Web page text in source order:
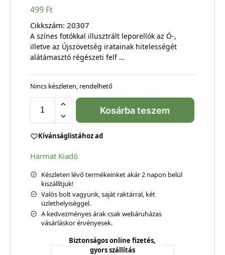
499 Ft
Cikkszám: 20307
A színes fotókkal illusztrált leporellók az Ó-,
illetve az Újszövetség iratainak hitelességét
alátámasztó régészeti felf …
Nincs készleten, rendelhető
Kosárba teszem
Kívánságlistához ad
Harmat Kiadó
Készleten lévő termékeinket akár 2 napon belül
kiszállítjuk!
Valós bolt vagyunk, saját raktárral, két
üzlethelyiséggel.
A kedvezményes árak csak webáruházas
vásárláskor érvényesek.
Biztonságos online fizetés,
gyors szállítás